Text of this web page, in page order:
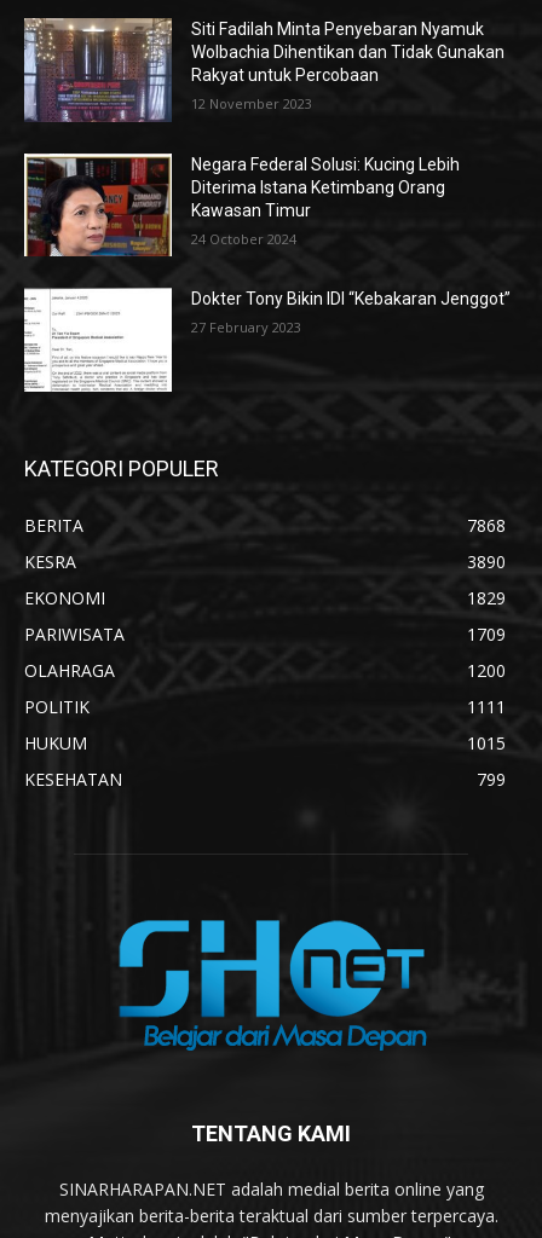
Siti Fadilah Minta Penyebaran Nyamuk
Wolbachia Dihentikan dan Tidak Gunakan
Rakyat untuk Percobaan
12 November 2023
Negara Federal Solusi: Kucing Lebih
Diterima Istana Ketimbang Orang
Kawasan Timur
24 October 2024
Dokter Tony Bikin IDI “Kebakaran Jenggot”
27 February 2023
KATEGORI POPULER
BERITA
7868
KESRA
3890
EKONOMI
1829
PARIWISATA
1709
OLAHRAGA
1200
POLITIK
1111
HUKUM
1015
KESEHATAN
799
TENTANG KAMI
SINARHARAPAN.NET adalah medial berita online yang
menyajikan berita-berita teraktual dari sumber terpercaya.